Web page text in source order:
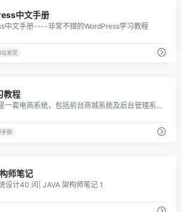
中文手册
中文手册----非常不错的WordPress学习教程
站发现
教程
mall项目是一套电商系统，包括前台商城系统及后台管理系统，基于SpringBoot+MyBatis实现。前台商城系统包含首页门户、商品推荐、商品搜索、商品展示、购物车、订单流程、会员中心、客户服务、帮助中心等模块。 后台管理系统包含商品管理、订单管理、会员管理、促销管理、运营管理、内容管理、统计报表、财务管理、权限管理、设置等模块。
手册
师笔记
设计40 问| JAVA 架构师笔记 1